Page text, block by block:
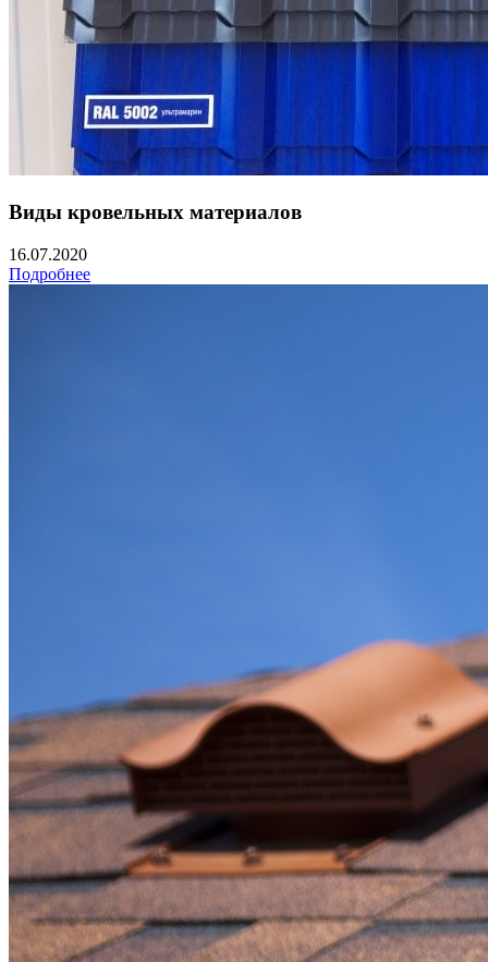
Виды кровельных материалов
16.07.2020
Подробнее